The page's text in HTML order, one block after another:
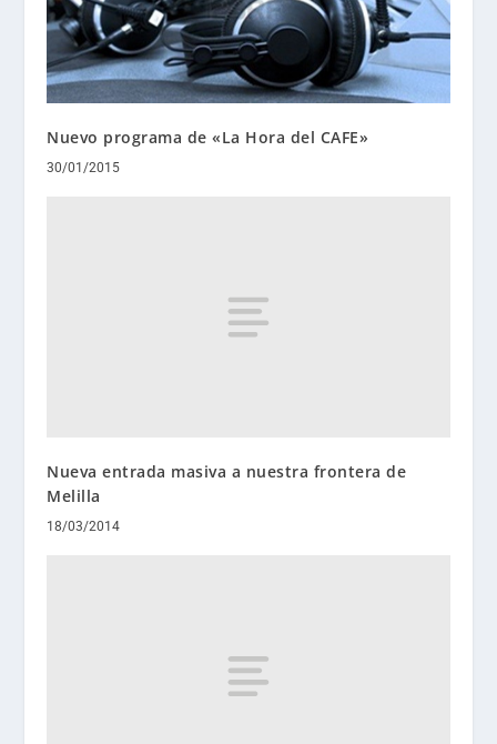
Nuevo programa de «La Hora del CAFE»
30/01/2015
Nueva entrada masiva a nuestra frontera de
Melilla
18/03/2014